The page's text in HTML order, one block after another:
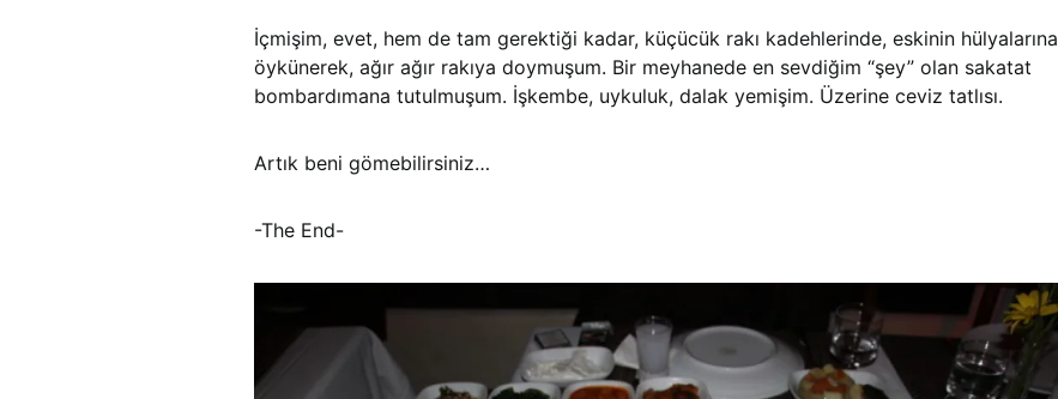
İçmişim, evet, hem de tam gerektiği kadar, küçücük rakı kadehlerinde, eskinin hülyalarına
öykünerek, ağır ağır rakıya doymuşum. Bir meyhanede en sevdiğim “şey” olan sakatat
bombardımana tutulmuşum. İşkembe, uykuluk, dalak yemişim. Üzerine ceviz tatlısı.
Artık beni gömebilirsiniz…
-The End-